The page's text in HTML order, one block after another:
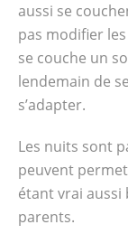
aussi se
pas modifier
se couche un
lendemain de
s’adapter.
Les nuits sont
peuvent
étant vrai aussi
parents.